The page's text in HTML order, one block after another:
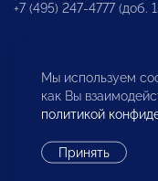
+7 (495) 247-4777 (доб.
Бюро по
инвесторов
Мы используем
как Вы
политикой
Принять